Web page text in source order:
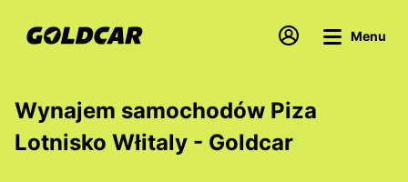
Menu
Wynajem samochodów Piza
Lotnisko Włitaly - Goldcar